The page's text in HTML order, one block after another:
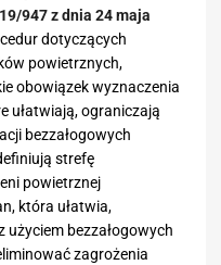
947 z dnia 24 maja
dotyczących
powietrznych,
obowiązek wyznaczenia
ułatwiają, ograniczają
bezzałogowych
strefę
powietrznej
która ułatwia,
użyciem bezzałogowych
zagrożenia